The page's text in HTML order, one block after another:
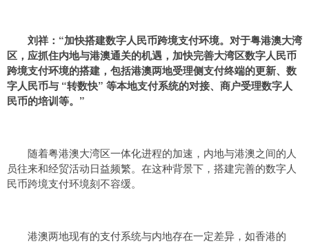
刘祥：“加快搭建数字人民币跨境支付环境。对于粤港澳大湾
区，应抓住内地与港澳通关的机遇，加快完善大湾区数字人民币
跨境支付环境的搭建，包括港澳两地受理侧支付终端的更新、数
字人民币与 “转数快” 等本地支付系统的对接、商户受理数字人
民币的培训等。 ”
随着粤港澳大湾区一体化进程的加速，内地与港澳之间的人
员往来和经贸活动日益频繁。在这种背景下，搭建完善的数字人
民币跨境支付环境刻不容缓。
港澳两地现有的支付系统与内地存在一定差异，如香港的